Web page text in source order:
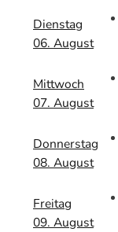
Dienstag
06. August
Mittwoch
07. August
Donnerstag
08. August
Freitag
09. August